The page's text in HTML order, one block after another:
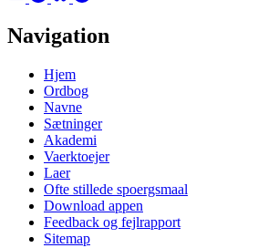
Navigation
Hjem
Ordbog
Navne
Sætninger
Akademi
Vaerktoejer
Laer
Ofte stillede spoergsmaal
Download appen
Feedback og fejlrapport
Sitemap